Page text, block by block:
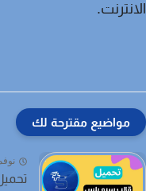
مواضيع مقترحة لك
نوفمبر 3, 2022